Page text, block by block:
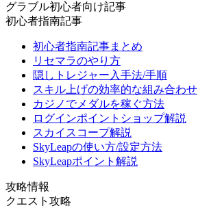
グラブル初心者向け記事
初心者指南記事
初心者指南記事まとめ
リセマラのやり方
隠しトレジャー入手法/手順
スキル上げの効率的な組み合わせ
カジノでメダルを稼ぐ方法
ログインポイントショップ解説
スカイスコープ解説
SkyLeapの使い方/設定方法
SkyLeapポイント解説
攻略情報
クエスト攻略